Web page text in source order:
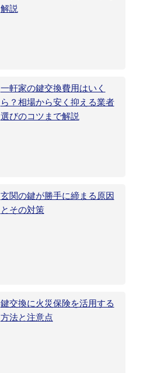
解説
一軒家の鍵交換費用はいく
ら？相場から安く抑える業者
選びのコツまで解説
玄関の鍵が勝手に締まる原因
とその対策
鍵交換に火災保険を活用する
方法と注意点